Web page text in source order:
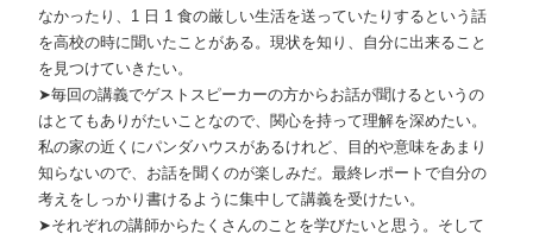
なかったり、1 日 1 食の厳しい生活を送っていたりするという話
を高校の時に聞いたことがある。現状を知り、自分に出来ること
を見つけていきたい。
➤毎回の講義でゲストスピーカーの方からお話が聞けるというの
はとてもありがたいことなので、関心を持って理解を深めたい。
私の家の近くにパンダハウスがあるけれど、目的や意味をあまり
知らないので、お話を聞くのが楽しみだ。最終レポートで自分の
考えをしっかり書けるように集中して講義を受けたい。
➤それぞれの講師からたくさんのことを学びたいと思う。そして